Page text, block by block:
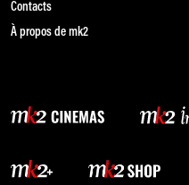
Contacts
À propos de mk2